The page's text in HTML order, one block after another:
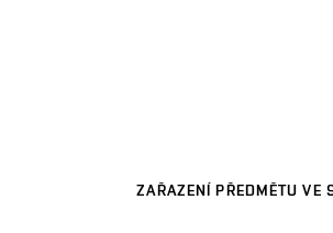
ZAŘAZENÍ PŘEDMĚTU VE